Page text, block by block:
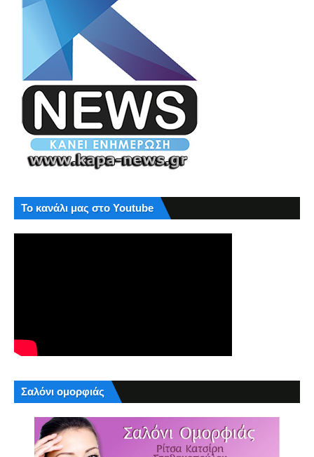
Το κανάλι μας στο Youtube
Σαλόνι ομορφιάς